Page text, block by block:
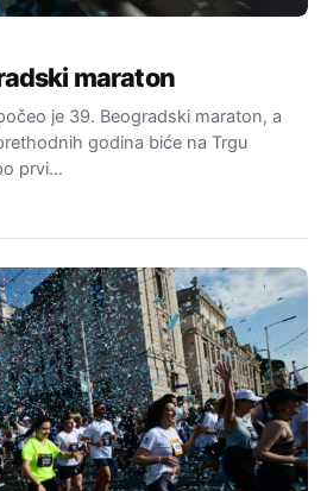
maraton
je 39. Beogradski maraton, a
godina biće na Trgu
prvi…